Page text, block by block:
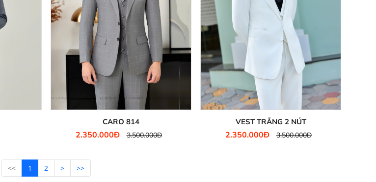
CARO 814
2.350.000Đ 3.500.000Đ
VEST TRẮNG 2 NÚT
2.350.000Đ 3.500.000Đ
<< 1 2 > >>